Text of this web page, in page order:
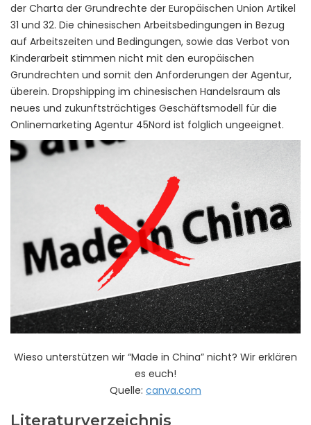
der Charta der Grundrechte der Europäischen Union Artikel
31 und 32. Die chinesischen Arbeitsbedingungen in Bezug
auf Arbeitszeiten und Bedingungen, sowie das Verbot von
Kinderarbeit stimmen nicht mit den europäischen
Grundrechten und somit den Anforderungen der Agentur,
überein. Dropshipping im chinesischen Handelsraum als
neues und zukunftsträchtiges Geschäftsmodell für die
Onlinemarketing Agentur 45Nord ist folglich ungeeignet.
Wieso unterstützen wir “Made in China” nicht? Wir erklären
es euch!
Quelle: canva.com
Literaturverzeichnis